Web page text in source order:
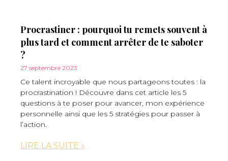
Procrastiner : pourquoi tu remets souvent à
plus tard et comment arrêter de te saboter
?
27 septembre 2023
Ce talent incroyable que nous partageons toutes : la
procrastination ! Découvre dans cet article les 5
questions à te poser pour avancer, mon expérience
personnelle ainsi que les 5 stratégies pour passer à
l’action.
LIRE LA SUITE »